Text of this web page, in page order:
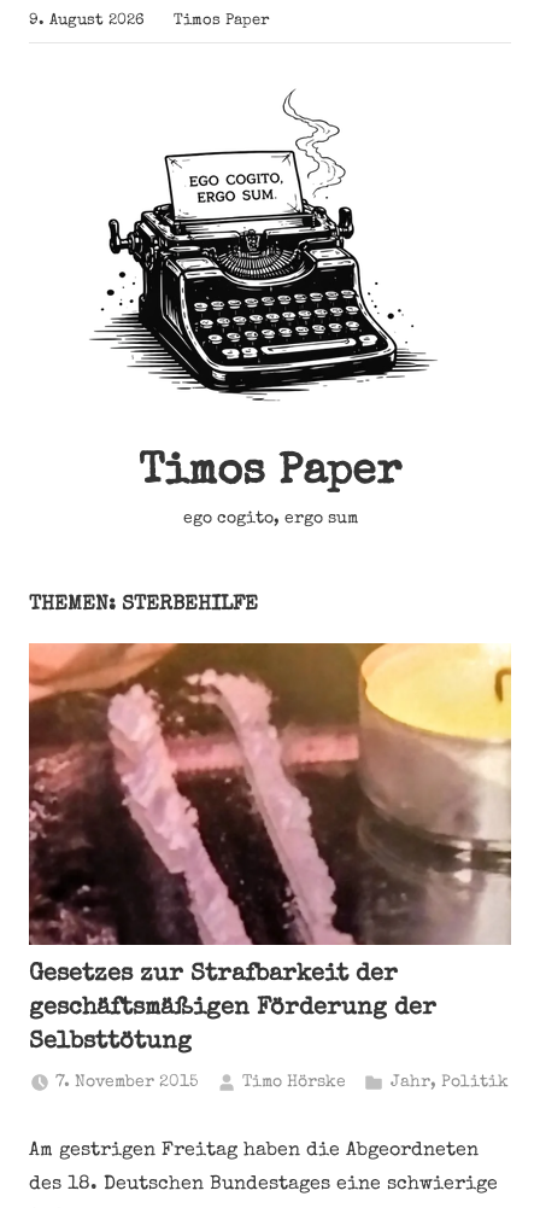
Zum
Inhalt
9. August 2026 Timos Paper
Timos Paper
ego cogito, ergo sum
THEMEN: STERBEHILFE
Gesetzes zur Strafbarkeit der
geschäftsmäßigen Förderung der
Selbsttötung
7. November 2015 Timo Hörske Jahr, Politik
Am gestrigen Freitag haben die Abgeordneten
des 18. Deutschen Bundestages eine schwierige